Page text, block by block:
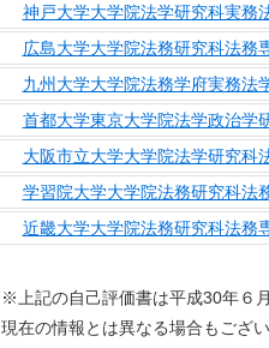
神戸大学大学院法学研究科実務
広島大学大学院法務研究科法務
九州大学大学院法務学府実務法
首都大学東京大学院法学政治学
大阪市立大学大学院法学研究科
学習院大学大学院法務研究科法
近畿大学大学院法務研究科法務
※上記の自己評価書は平成30年６
現在の情報とは異なる場合もござい